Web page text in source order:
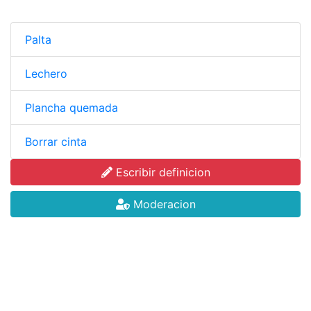
Palta
Lechero
Plancha quemada
Borrar cinta
Escribir definicion
Moderacion